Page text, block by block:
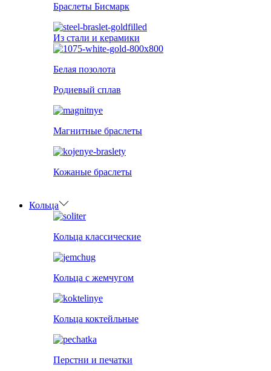
Браслеты Бисмарк
Из стали и керамики
Белая позолота
Родиевый сплав
Магнитные браслеты
Кожаные браслеты
Кольца
Кольца классические
Кольца с жемчугом
Кольца коктейльные
Перстни и печатки